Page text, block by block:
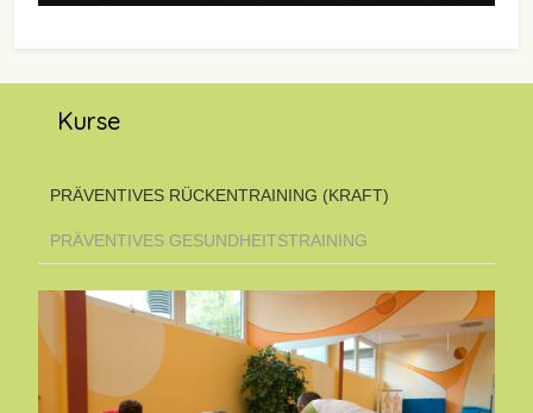
Kurse
PRÄVENTIVES RÜCKENTRAINING (KRAFT)
PRÄVENTIVES GESUNDHEITSTRAINING